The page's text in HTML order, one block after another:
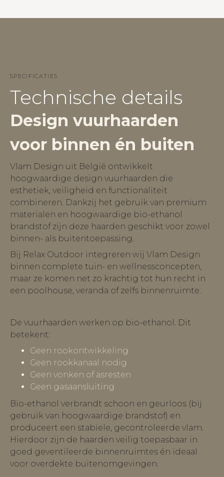
SPECIFICATIES
Technische details
Design vuurhaarden
voor binnen én buiten
Vlam Design uit België ontwikkelt
hoogwaardige design vuurhaarden die
esthetiek, veiligheid en functionaliteit
combineren. Dankzij het gebruik van premium
materialen en hoogwaardige bio-ethanol
brandstof zijn deze haarden geschikt voor zowel
binnen- als buitentoepassing.
Bij Relax Outdoor integreren wij Vlam Design
binnen complete tuin- en wellnessconcepten,
maar ze komen net zo krachtig tot hun recht in
een poolhouse, veranda of zelfs binnenruimte.
De vuurhaarden werken op bio-ethanol. Dit
betekent:
Geen rookontwikkeling
Geen rookkanaal nodig
Geen vonken of asresten
Geen gasaansluiting
Bio-ethanol verbrandt schoon en geurloos (bij
gebruik van hoogwaardige brandstof) en
produceert een stabiele, gecontroleerde vlam.
Hierdoor zijn de haarden veilig toepasbaar in
goed geventileerde binnenruimtes én ideaal
voor overdekte buitenomgevingen.